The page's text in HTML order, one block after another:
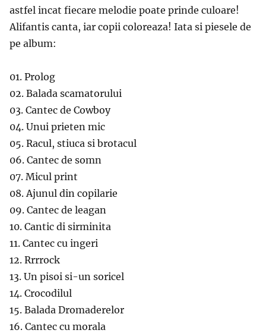
astfel incat fiecare melodie poate prinde culoare!
Alifantis canta, iar copii coloreaza! Iata si piesele de
pe album:
01. Prolog
02. Balada scamatorului
03. Cantec de Cowboy
04. Unui prieten mic
05. Racul, stiuca si brotacul
06. Cantec de somn
07. Micul print
08. Ajunul din copilarie
09. Cantec de leagan
10. Cantic di sirminita
11. Cantec cu ingeri
12. Rrrrock
13. Un pisoi si-un soricel
14. Crocodilul
15. Balada Dromaderelor
16. Cantec cu morala